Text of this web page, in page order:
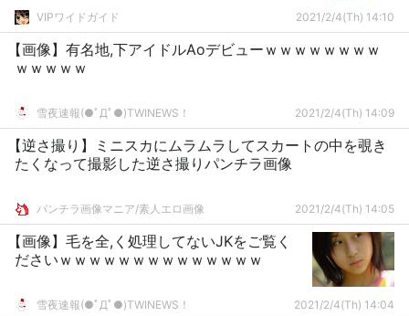
VIPワイドガイド 2021/2/4(Th) 14:10
【画像】有名地,下アイドルAoデビューｗｗｗｗｗｗｗｗ
ｗｗｗｗｗ
雪夜速報(●ﾟДﾟ●)TWINEWS！ 2021/2/4(Th) 14:09
【逆さ撮り】ミニスカにムラムラしてスカートの中を覗き
たくなって撮影した逆さ撮りパンチラ画像
パンチラ画像マニア/素人エロ画像 2021/2/4(Th) 14:05
【画像】毛を全,く処理してないJKをご覧く
ださいｗｗｗｗｗｗｗｗｗｗｗｗｗｗ
雪夜速報(●ﾟДﾟ●)TWINEWS！ 2021/2/4(Th) 14:04